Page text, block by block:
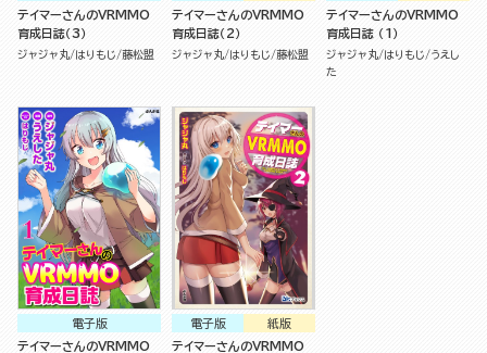
テイマーさんのVRMMO
育成日誌（3）
ジャジャ丸 はりもじ 藤松盟
テイマーさんのVRMMO
育成日誌（2）
ジャジャ丸 はりもじ 藤松盟
テイマーさんのVRMMO
育成日誌 （1）
ジャジャ丸 はりもじ
うえし
た
電子版
テイマーさんのVRMMO
紙版
電子版
テイマーさんのVRMMO